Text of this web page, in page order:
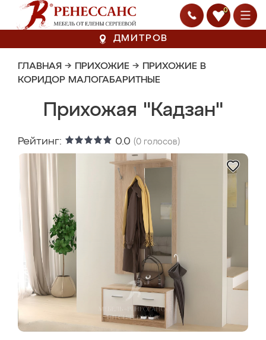
0
ДМИТРОВ
ГЛАВНАЯ → ПРИХОЖИЕ → ПРИХОЖИЕ В
КОРИДОР МАЛОГАБАРИТНЫЕ
Прихожая "Кадзан"
Рейтинг: 0.0 (0 голосов)